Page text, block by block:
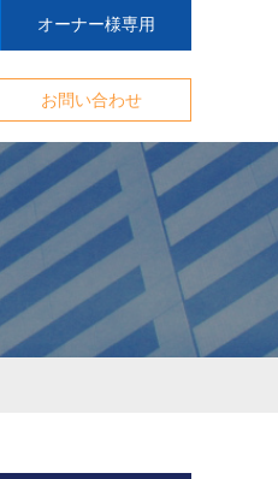
オーナー様専用
お問い合わせ